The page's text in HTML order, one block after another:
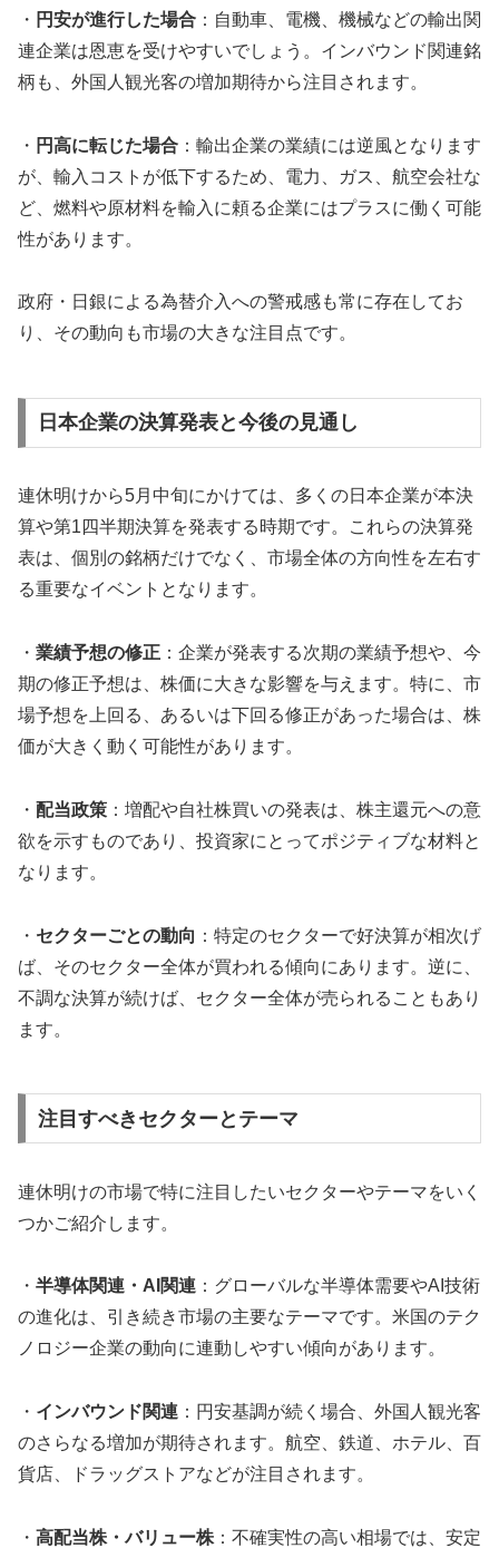
・ 円安が進行した場合 ：自動車、電機、機械などの輸出関
連企業は恩恵を受けやすいでしょう。インバウンド関連銘
柄も、外国人観光客の増加期待から注目されます。
・ 円高に転じた場合 ：輸出企業の業績には逆風となります
が、輸入コストが低下するため、電力、ガス、航空会社な
ど、燃料や原材料を輸入に頼る企業にはプラスに働く可能
性があります。
政府・日銀による為替介入への警戒感も常に存在してお
り、その動向も市場の大きな注目点です。
日本企業の決算発表と今後の見通し
連休明けから5月中旬にかけては、多くの日本企業が本決
算や第1四半期決算を発表する時期です。これらの決算発
表は、個別の銘柄だけでなく、市場全体の方向性を左右す
る重要なイベントとなります。
・ 業績予想の修正 ：企業が発表する次期の業績予想や、今
期の修正予想は、株価に大きな影響を与えます。特に、市
場予想を上回る、あるいは下回る修正があった場合は、株
価が大きく動く可能性があります。
・ 配当政策 ：増配や自社株買いの発表は、株主還元への意
欲を示すものであり、投資家にとってポジティブな材料と
なります。
・ セクターごとの動向 ：特定のセクターで好決算が相次げ
ば、そのセクター全体が買われる傾向にあります。逆に、
不調な決算が続けば、セクター全体が売られることもあり
ます。
注目すべきセクターとテーマ
連休明けの市場で特に注目したいセクターやテーマをいく
つかご紹介します。
・ 半導体関連・AI関連 ：グローバルな半導体需要やAI技術
の進化は、引き続き市場の主要なテーマです。米国のテク
ノロジー企業の動向に連動しやすい傾向があります。
・ インバウンド関連 ：円安基調が続く場合、外国人観光客
のさらなる増加が期待されます。航空、鉄道、ホテル、百
貨店、ドラッグストアなどが注目されます。
・ 高配当株・バリュー株 ：不確実性の高い相場では、安定